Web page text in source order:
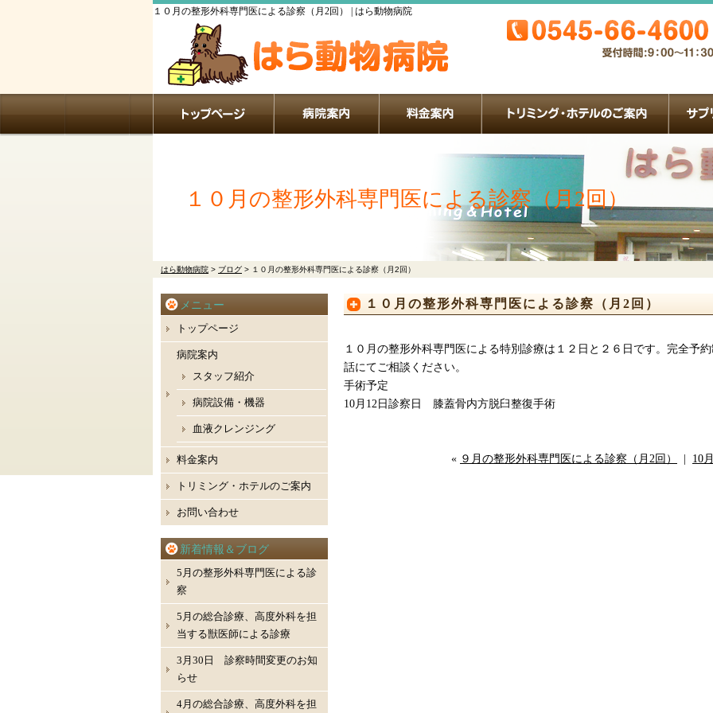
１０月の整形外科専門医による診察（月2回） | はら動物病院
１０月の整形外科専門医による診察（月2回）
はら動物病院 > ブログ > １０月の整形外科専門医による診察（月2回）
１０月の整形外科専門医による診察（月2回）
１０月の整形外科専門医による特別診療は１２日と２６日です。完全予
話にてご相談ください。
手術予定
10月12日診察日 膝蓋骨内方脱臼整復手術
« ９月の整形外科専門医による診察（月2回） 10
メニュー
トップページ
病院案内
スタッフ紹介
病院設備・機器
血液クレンジング
料金案内
トリミング・ホテルのご案内
お問い合わせ
新着情報＆ブログ
5月の整形外科専門医による診
察
5月の総合診療、高度外科を担
当する獣医師による診療
3月30日 診察時間変更のお知
らせ
4月の総合診療、高度外科を担